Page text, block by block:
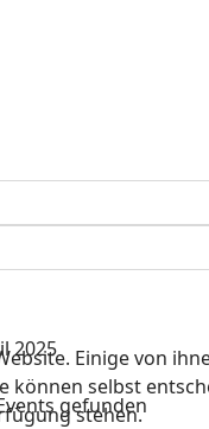
2025
gefunden
Einige von
können selbst
stehen.